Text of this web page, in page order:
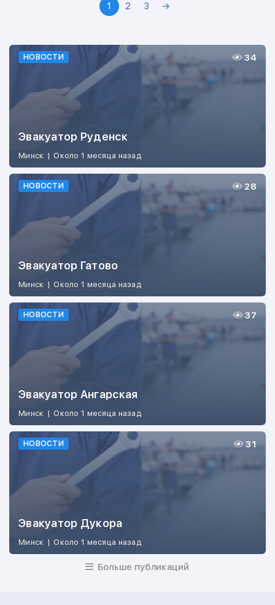
1 2 3 →
НОВОСТИ
Эвакуатор Руденск
Минск | Около 1 месяца назад
34
НОВОСТИ
Эвакуатор Гатово
Минск | Около 1 месяца назад
28
НОВОСТИ
Эвакуатор Ангарская
Минск | Около 1 месяца назад
37
НОВОСТИ
Эвакуатор Дукора
Минск | Около 1 месяца назад
31
Больше публикаций